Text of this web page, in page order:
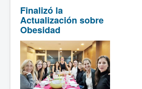
Finalizó la
Actualización sobre
Obesidad